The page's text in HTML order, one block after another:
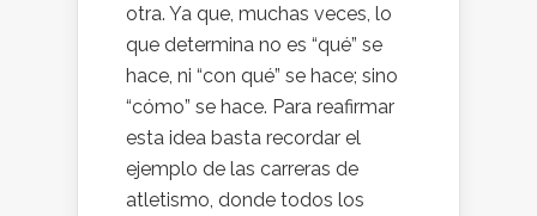
otra. Ya que, muchas veces, lo
que determina no es “qué” se
hace, ni “con qué” se hace; sino
“cómo” se hace. Para reafirmar
esta idea basta recordar el
ejemplo de las carreras de
atletismo, donde todos los